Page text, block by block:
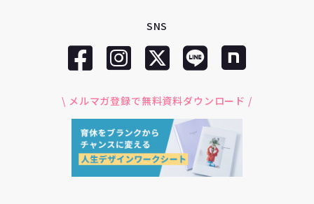
SNS
\ メルマガ登録で無料資料ダウンロード /